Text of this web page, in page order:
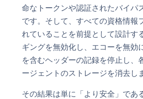
命なトークンや認証されたバイパ
です。そして、すべての資格情報
れていることを前提として設計す
ギングを無効化し、エコーを無効
を含むヘッダーの記録を停止し、
ージェントのストレージを消去し
その結果は単に「より安全」であ